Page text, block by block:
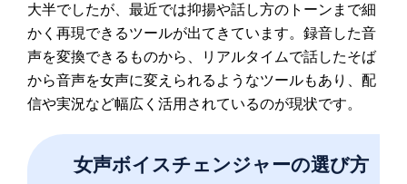
大半でしたが、最近では抑揚や話し方のトーンまで細
かく再現できるツールが出てきています。録音した音
声を変換できるものから、リアルタイムで話したそば
から音声を女声に変えられるようなツールもあり、配
信や実況など幅広く活用されているのが現状です。
女声ボイスチェンジャーの選び方